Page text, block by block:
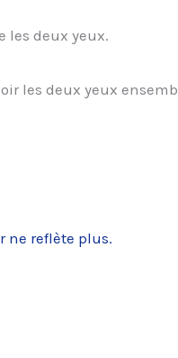
les deux yeux.
les deux yeux
ne reflète plus.